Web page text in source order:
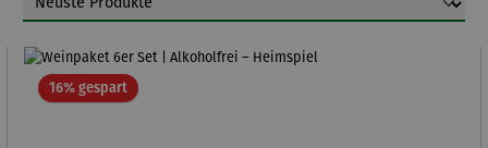
16% gespartRabatt